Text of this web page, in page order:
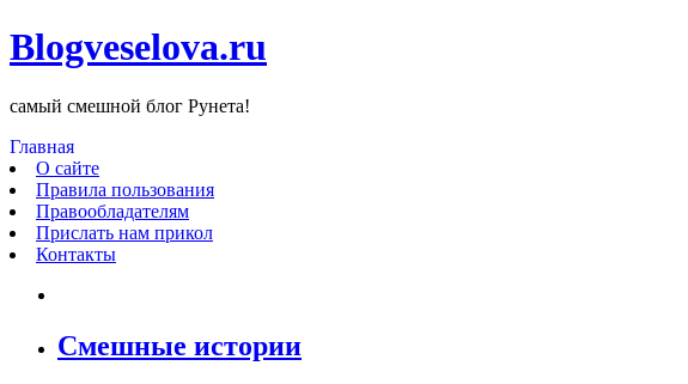
Blogveselova.ru
самый смешной блог Рунета!
Главная
О сайте
Правила пользования
Правообладателям
Прислать нам прикол
Контакты
Смешные истории